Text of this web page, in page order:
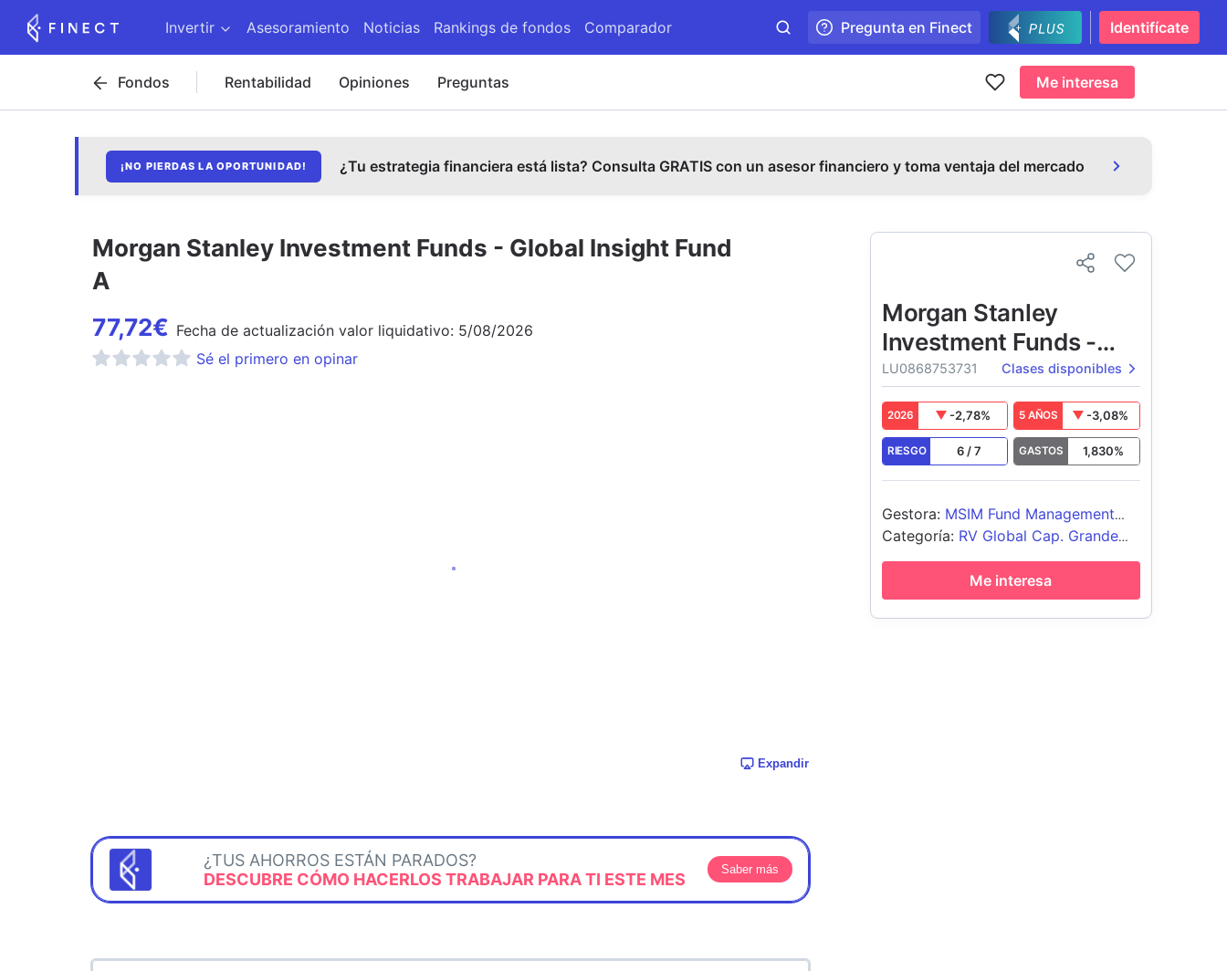
Invertir Asesoramiento Noticias Rankings de fondos Comparador Pregunta en Finect Identifícate
Fondos Rentabilidad Opiniones Preguntas Me interesa
¡NO PIERDAS LA OPORTUNIDAD! ¿Tu estrategia financiera está lista? Consulta GRATIS con un asesor financiero y toma ventaja del mercado
Morgan Stanley Investment Funds - Global Insight Fund
A
77,72€ Fecha de actualización valor liquidativo: 5/08/2026
Sé el primero en opinar
Expandir
¿TUS AHORROS ESTÁN PARADOS?
DESCUBRE CÓMO HACERLOS TRABAJAR PARA TI ESTE MES
Saber más
Morgan Stanley
Investment Funds -
Global Insight Fund
LU0868753731 Clases disponibles
2026 -2,78% 5 AÑOS -3,08%
RIESGO 6/7 GASTOS 1,830%
Gestora: MSIM Fund Management
(Ireland) Limited
Categoría: RV Global Cap. Grande
Growth
Me interesa